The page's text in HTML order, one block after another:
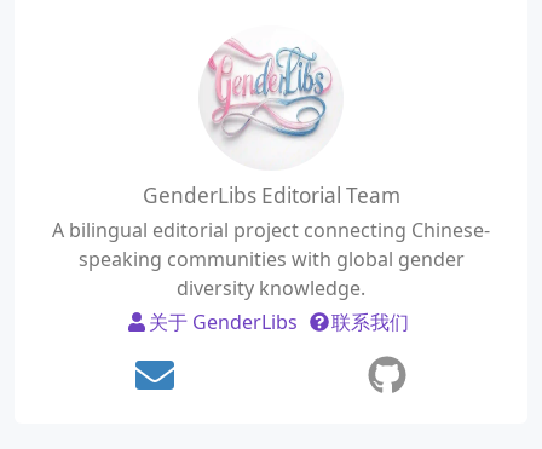
GenderLibs Editorial Team
A bilingual editorial project connecting Chinese-
speaking communities with global gender
diversity knowledge.
关于 GenderLibs
联系我们